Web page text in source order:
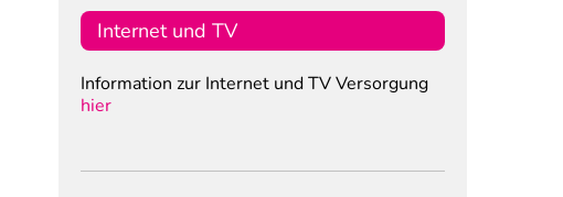
Internet und TV
Information zur Internet und TV Versorgung
hier